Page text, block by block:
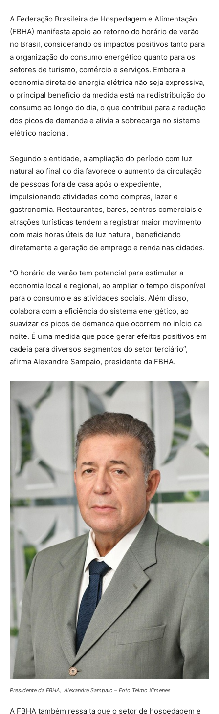
A Federação Brasileira de Hospedagem e Alimentação
(FBHA) manifesta apoio ao retorno do horário de verão
no Brasil, considerando os impactos positivos tanto para
a organização do consumo energético quanto para os
setores de turismo, comércio e serviços. Embora a
economia direta de energia elétrica não seja expressiva,
o principal benefício da medida está na redistribuição do
consumo ao longo do dia, o que contribui para a redução
dos picos de demanda e alivia a sobrecarga no sistema
elétrico nacional.
Segundo a entidade, a ampliação do período com luz
natural ao final do dia favorece o aumento da circulação
de pessoas fora de casa após o expediente,
impulsionando atividades como compras, lazer e
gastronomia. Restaurantes, bares, centros comerciais e
atrações turísticas tendem a registrar maior movimento
com mais horas úteis de luz natural, beneficiando
diretamente a geração de emprego e renda nas cidades.
“O horário de verão tem potencial para estimular a
economia local e regional, ao ampliar o tempo disponível
para o consumo e as atividades sociais. Além disso,
colabora com a eficiência do sistema energético, ao
suavizar os picos de demanda que ocorrem no início da
noite. É uma medida que pode gerar efeitos positivos em
cadeia para diversos segmentos do setor terciário”,
afirma Alexandre Sampaio, presidente da FBHA.
Presidente da FBHA, Alexandre Sampaio – Foto Telmo Ximenes
A FBHA também ressalta que o setor de hospedagem e